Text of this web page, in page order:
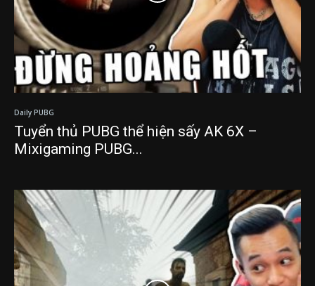
Daily PUBG
Tuyển thủ PUBG thể hiện sấy AK 6X –
Mixigaming PUBG...